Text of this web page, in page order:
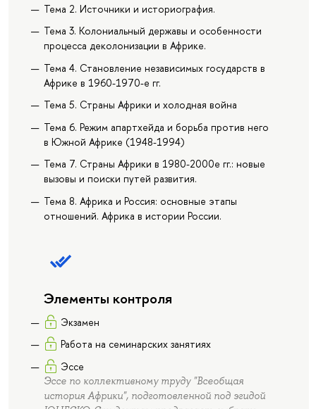
Тема 2. Источники и историография.
Тема 3. Колониальный державы и особенности
процесса деколонизации в Африке.
Тема 4. Становление независимых государств в
Африке в 1960-1970-е гг.
Тема 5. Страны Африки и холодная война
Тема 6. Режим апартхейда и борьба против него
в Южной Африке (1948-1994)
Тема 7. Страны Африки в 1980-2000е гг.: новые
вызовы и поиски путей развития.
Тема 8. Африка и Россия: основные этапы
отношений. Африка в истории России.
Элементы контроля
Экзамен
Работа на семинарских занятиях
Эссе
Эссе по коллективному труду "Всеобщая
история Африки", подготовленной под эгидой